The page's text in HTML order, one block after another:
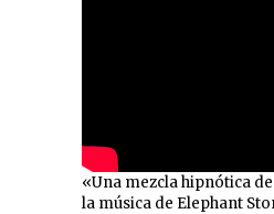
«Una mezcla hipnótica
la música de Elephant